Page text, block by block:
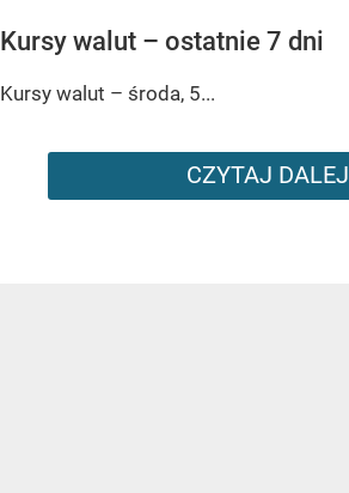
Kursy walut – ostatnie 7 dni
Kursy walut – środa, 5...
CZYTAJ DALEJ